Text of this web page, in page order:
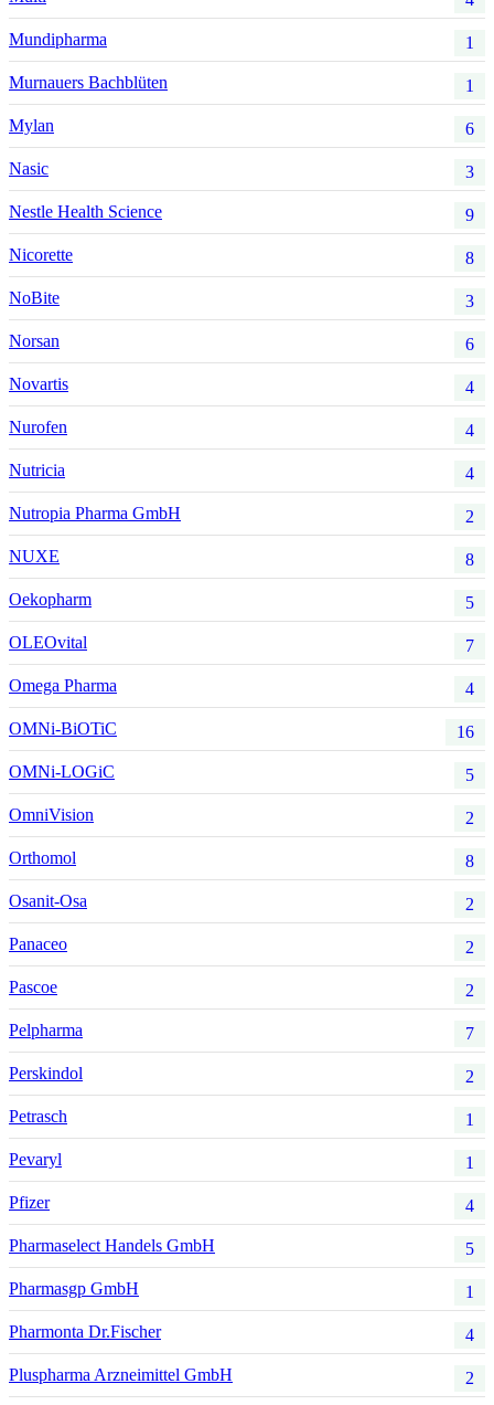
Mundipharma 1
Murnauers Bachblüten 1
Mylan 6
Nasic 3
Nestle Health Science 9
Nicorette 8
NoBite 3
Norsan 6
Novartis 4
Nurofen 4
Nutricia 4
Nutropia Pharma GmbH 2
NUXE 8
Oekopharm 5
OLEOvital 7
Omega Pharma 4
OMNi-BiOTiC 16
OMNi-LOGiC 5
OmniVision 2
Orthomol 8
Osanit-Osa 2
Panaceo 2
Pascoe 2
Pelpharma 7
Perskindol 2
Petrasch 1
Pevaryl 1
Pfizer 4
Pharmaselect Handels GmbH 5
Pharmasgp GmbH 1
Pharmonta Dr.Fischer 4
Pluspharma Arzneimittel GmbH 2